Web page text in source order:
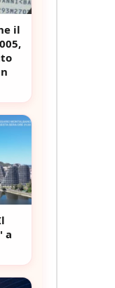
il
a